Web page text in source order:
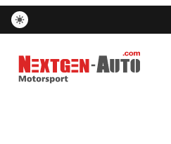
Nextgen-Auto.com